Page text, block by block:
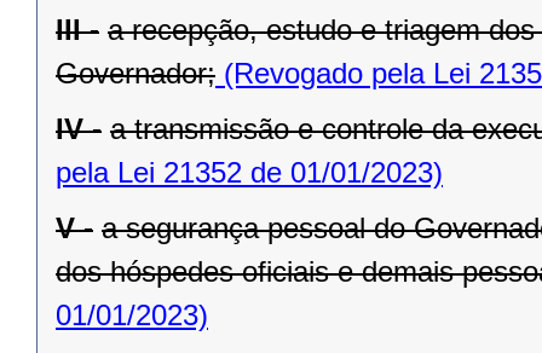
III - a recepção, estudo e triagem
Governador; (Revogado pela Lei
IV - a transmissão e controle da
pela Lei 21352 de 01/01/2023)
V - a segurança pessoal do
dos hóspedes oficiais e demais
01/01/2023)